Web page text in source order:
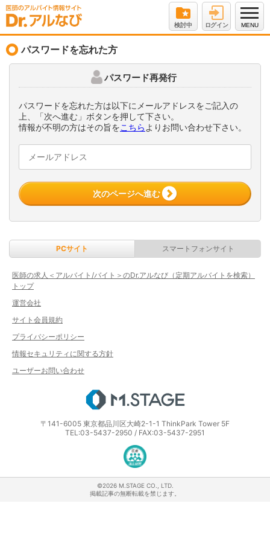
検討中 ログイン MENU
パスワードを忘れた方
パスワード再発行
パスワードを忘れた方は以下にメールアドレスをご記入の
上、「次へ進む」ボタンを押して下さい。
情報が不明の方はその旨をこちらよりお問い合わせ下さい。
次のページへ進む
PCサイト スマートフォンサイト
医師の求人＜アルバイト/バイト＞のDr.アルなび（定期アルバイトを検索）
トップ
運営会社
サイト会員規約
プライバシーポリシー
情報セキュリティに関する方針
ユーザーお問い合わせ
〒141-6005 東京都品川区大崎2-1-1 ThinkPark Tower 5F
TEL:03-5437-2950 / FAX:03-5437-2951
©2026 M.STAGE CO., LTD.
掲載記事の無断転載を禁じます。